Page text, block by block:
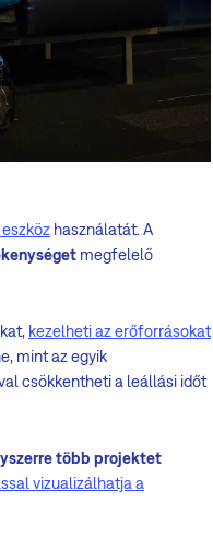
használatát. A
megfelelő
kezelheti az erőforrásokat
mint az egyik
csökkentheti a leállási időt
több projektet
vizualizálhatja a